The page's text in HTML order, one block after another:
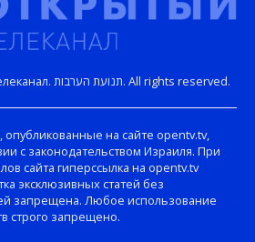
Copyright © Открытый телеканал. תנועת הערבות. All rights reserved.
на сайте opentv.tv,
с законодательством Израиля. При
сайта гиперссылка на opentv.tv
эксклюзивных статей без
запрещена. Любое использование
строго запрещено.